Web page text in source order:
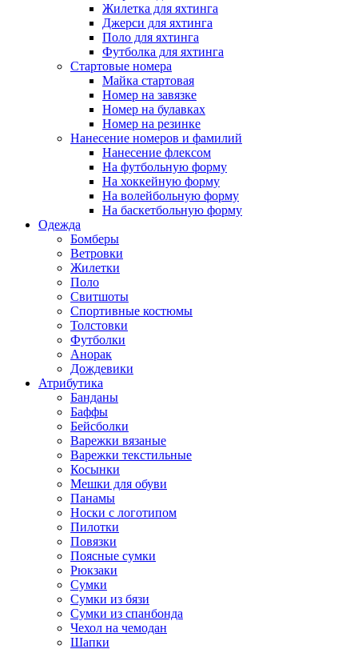
Жилетка для яхтинга
Джерси для яхтинга
Поло для яхтинга
Футболка для яхтинга
Стартовые номера
Майка стартовая
Номер на завязке
Номер на булавках
Номер на резинке
Нанесение номеров и фамилий
Нанесение флексом
На футбольную форму
На хоккейную форму
На волейбольную форму
На баскетбольную форму
Одежда
Бомберы
Ветровки
Жилетки
Поло
Свитшоты
Спортивные костюмы
Толстовки
Футболки
Анорак
Дождевики
Атрибутика
Банданы
Баффы
Бейсболки
Варежки вязаные
Варежки текстильные
Косынки
Мешки для обуви
Панамы
Носки с логотипом
Пилотки
Повязки
Поясные сумки
Рюкзаки
Сумки
Сумки из бязи
Сумки из спанбонда
Чехол на чемодан
Шапки